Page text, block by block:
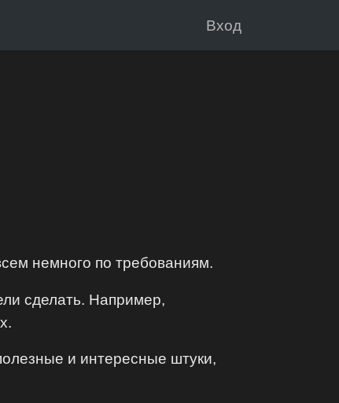
Вход
немного по требованиям.
сделать. Например,
и интересные штуки,